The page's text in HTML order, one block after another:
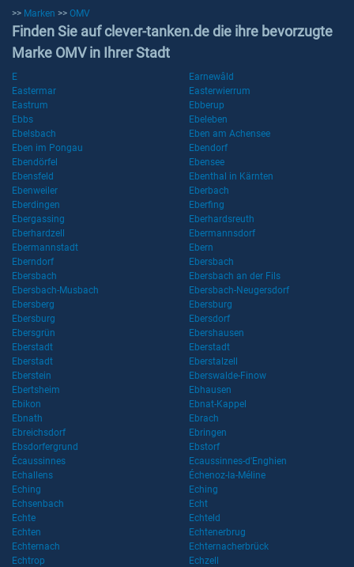
>> Marken >> OMV
Finden Sie auf clever-tanken.de die ihre bevorzugte
Marke OMV in Ihrer Stadt
E
Earnewâld
Eastermar
Easterwierrum
Eastrum
Ebberup
Ebbs
Ebeleben
Ebelsbach
Eben am Achensee
Eben im Pongau
Ebendorf
Ebendörfel
Ebensee
Ebensfeld
Ebenthal in Kärnten
Ebenweiler
Eberbach
Eberdingen
Eberfing
Ebergassing
Eberhardsreuth
Eberhardzell
Ebermannsdorf
Ebermannstadt
Ebern
Eberndorf
Ebersbach
Ebersbach
Ebersbach an der Fils
Ebersbach-Musbach
Ebersbach-Neugersdorf
Ebersberg
Ebersburg
Ebersburg
Ebersdorf
Ebersgrün
Ebershausen
Eberstadt
Eberstadt
Eberstadt
Eberstalzell
Eberstein
Eberswalde-Finow
Ebertsheim
Ebhausen
Ebikon
Ebnat-Kappel
Ebnath
Ebrach
Ebreichsdorf
Ebringen
Ebsdorfergrund
Ebstorf
Écaussinnes
Ecaussinnes-d'Enghien
Echallens
Échenoz-la-Méline
Eching
Eching
Echsenbach
Echt
Echte
Echteld
Echten
Echtenerbrug
Echternach
Echternacherbrück
Echtrop
Echzell